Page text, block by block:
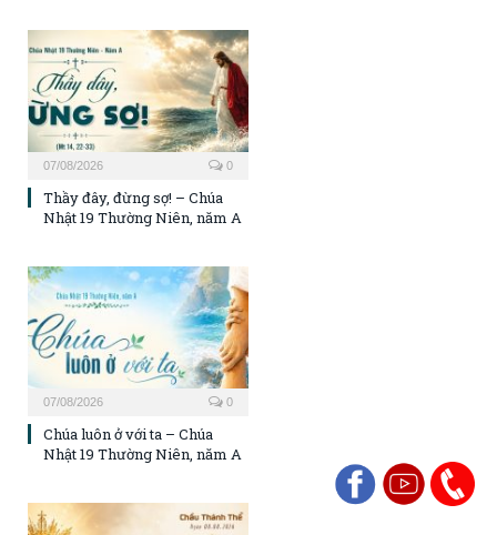
07/08/2026 0
Thầy đây, đừng sợ! – Chúa
Nhật 19 Thường Niên, năm A
07/08/2026 0
Chúa luôn ở với ta – Chúa
Nhật 19 Thường Niên, năm A